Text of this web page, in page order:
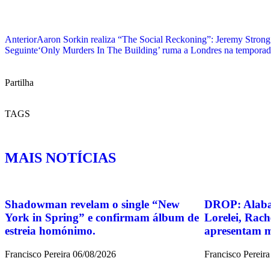
AnteriorAaron Sorkin realiza “The Social Reckoning”: Jeremy
Seguinte‘Only Murders In The Building’ ruma a Londres na
Partilha
TAGS
MAIS NOTÍCIAS
Shadowman revelam o single “New
York in Spring” e confirmam álbum de
estreia homónimo.
Francisco Pereira 06/08/2026
DROP:
Lorelei,
apresentam
Francisco Pereira